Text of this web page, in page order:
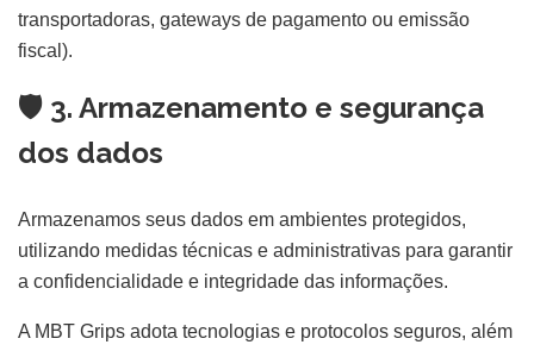
transportadoras, gateways de pagamento ou emissão
fiscal).
🛡️ 3. Armazenamento e segurança
dos dados
Armazenamos seus dados em ambientes protegidos,
utilizando medidas técnicas e administrativas para garantir
a confidencialidade e integridade das informações.
A MBT Grips adota tecnologias e protocolos seguros, além